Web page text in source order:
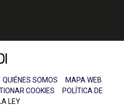
QUIÉNES SOMOS
MAPA WEB
COOKIES
POLÍTICA DE
LEY